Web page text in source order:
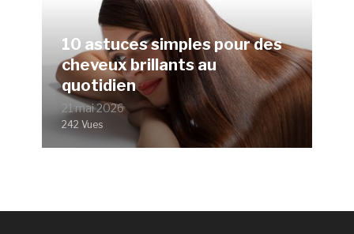
10 astuces simples pour des
cheveux brillants au
quotidien
21 mai 2026
242 Vues